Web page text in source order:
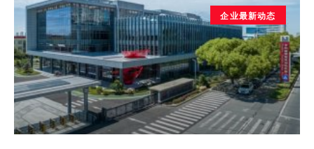
企业最新动态